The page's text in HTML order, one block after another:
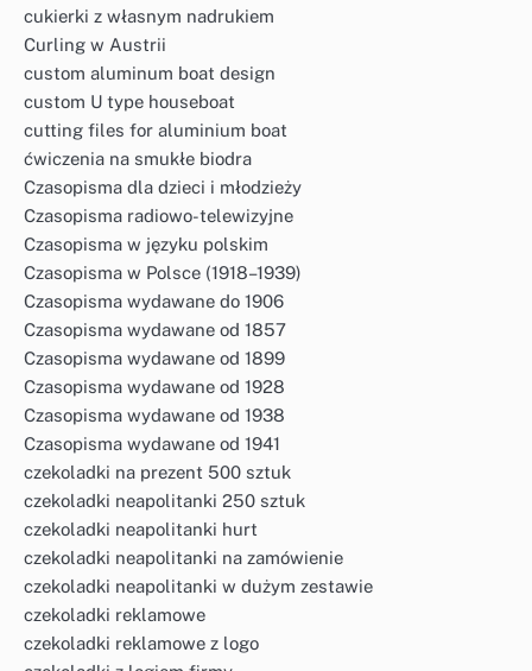
cukierki z własnym nadrukiem
Curling w Austrii
custom aluminum boat design
custom U type houseboat
cutting files for aluminium boat
ćwiczenia na smukłe biodra
Czasopisma dla dzieci i młodzieży
Czasopisma radiowo-telewizyjne
Czasopisma w języku polskim
Czasopisma w Polsce (1918–1939)
Czasopisma wydawane do 1906
Czasopisma wydawane od 1857
Czasopisma wydawane od 1899
Czasopisma wydawane od 1928
Czasopisma wydawane od 1938
Czasopisma wydawane od 1941
czekoladki na prezent 500 sztuk
czekoladki neapolitanki 250 sztuk
czekoladki neapolitanki hurt
czekoladki neapolitanki na zamówienie
czekoladki neapolitanki w dużym zestawie
czekoladki reklamowe
czekoladki reklamowe z logo